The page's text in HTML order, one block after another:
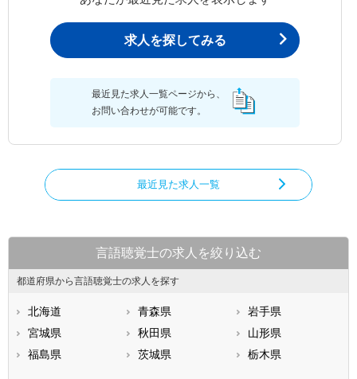
求人を探してみる
最近見た求人一覧ページから、
お問い合わせが可能です。
最近見た求人一覧
言語聴覚士の求人を絞り込む
都道府県から言語聴覚士の求人を探す
北海道 青森県
岩手県
宮城県
秋田県
山形県
福島県
茨城県
栃木県